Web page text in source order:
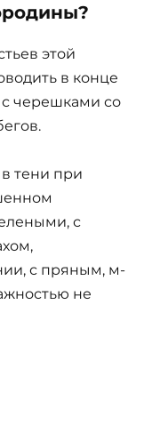
этой
в конце
с черешками со
тени при
с
с пряным, м-
не